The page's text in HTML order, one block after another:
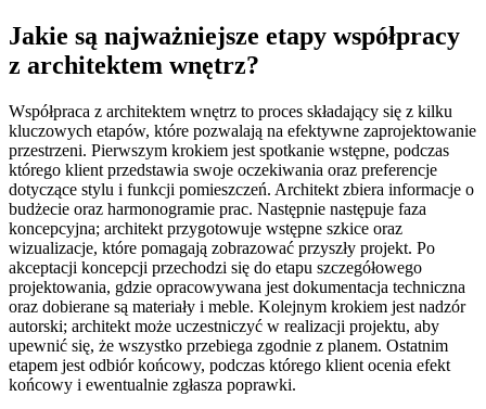
Jakie są najważniejsze etapy współpracy
z architektem wnętrz?
Współpraca z architektem wnętrz to proces składający się z kilku
kluczowych etapów, które pozwalają na efektywne zaprojektowanie
przestrzeni. Pierwszym krokiem jest spotkanie wstępne, podczas
którego klient przedstawia swoje oczekiwania oraz preferencje
dotyczące stylu i funkcji pomieszczeń. Architekt zbiera informacje o
budżecie oraz harmonogramie prac. Następnie następuje faza
koncepcyjna; architekt przygotowuje wstępne szkice oraz
wizualizacje, które pomagają zobrazować przyszły projekt. Po
akceptacji koncepcji przechodzi się do etapu szczegółowego
projektowania, gdzie opracowywana jest dokumentacja techniczna
oraz dobierane są materiały i meble. Kolejnym krokiem jest nadzór
autorski; architekt może uczestniczyć w realizacji projektu, aby
upewnić się, że wszystko przebiega zgodnie z planem. Ostatnim
etapem jest odbiór końcowy, podczas którego klient ocenia efekt
końcowy i ewentualnie zgłasza poprawki.